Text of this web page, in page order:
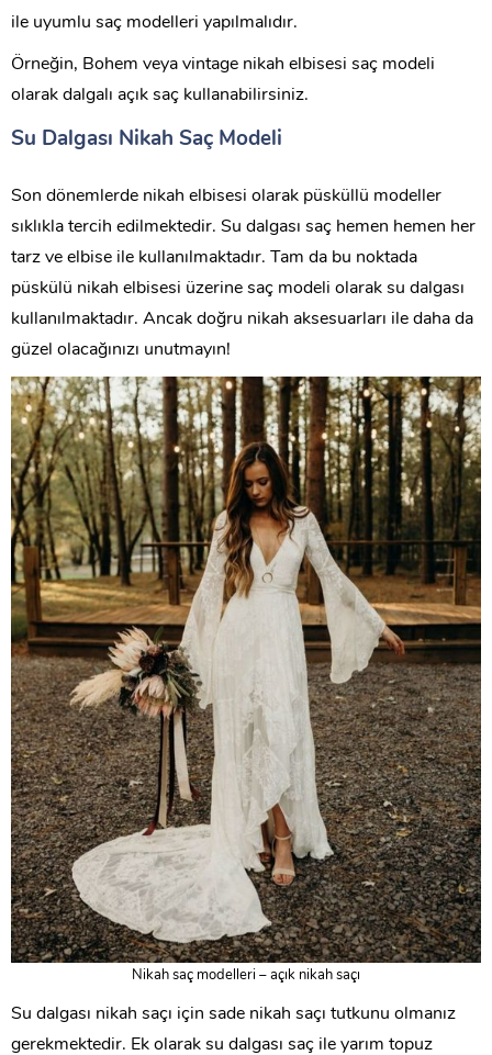
ile uyumlu saç modelleri yapılmalıdır.
Örneğin, Bohem veya vintage nikah elbisesi saç modeli
olarak dalgalı açık saç kullanabilirsiniz.
Su Dalgası Nikah Saç Modeli
Son dönemlerde nikah elbisesi olarak püsküllü modeller
sıklıkla tercih edilmektedir. Su dalgası saç hemen hemen her
tarz ve elbise ile kullanılmaktadır. Tam da bu noktada
püskülü nikah elbisesi üzerine saç modeli olarak su dalgası
kullanılmaktadır. Ancak doğru nikah aksesuarları ile daha da
güzel olacağınızı unutmayın!
Nikah saç modelleri – açık nikah saçı
Su dalgası nikah saçı için sade nikah saçı tutkunu olmanız
gerekmektedir. Ek olarak su dalgası saç ile yarım topuz